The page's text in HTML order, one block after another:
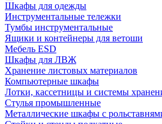
Шкафы для одежды
Инструментальные тележки
Тумбы инструментальные
Ящики и контейнеры для ветоши
Мебель ESD
Шкафы для ЛВЖ
Хранение листовых материалов
Компьютерные шкафы
Лотки, кассетницы и системы
Стулья промышленные
Металлические шкафы с